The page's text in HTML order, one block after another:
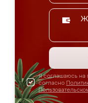
Я соглашаюсь на
согласно